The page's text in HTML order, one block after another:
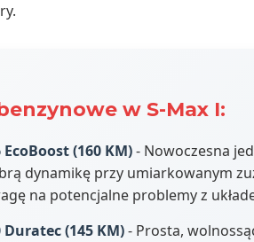
w S-Max I:
EcoBoost (160 KM)- Nowoczesna
dynamikę przy umiarkowanym
na potencjalne problemy z
Duratec (145 KM)- Prosta,